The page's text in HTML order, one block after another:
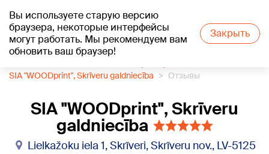
Вы используете старую версию
браузера, некоторые интерфейсы
могут работать. Мы рекомендуем вам
обновить ваш браузер!
Закрыть
+15°C
SIA "WOODprint", Skrīveru galdniecība
Отзывы
SIA "WOODprint", Skrīveru
galdniecība
Lielkažoku iela 1, Skrīveri, Skrīveru nov., LV-5125